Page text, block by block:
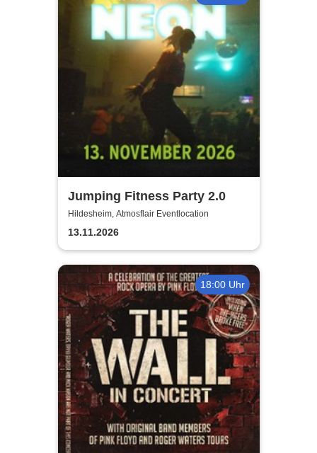
Jumping Fitness Party 2.0
Hildesheim, Atmosflair Eventlocation
13.11.2026
18:00 Uhr